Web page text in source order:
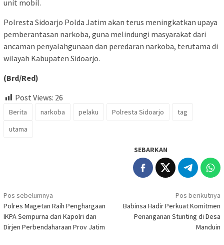
unit mobil.
Polresta Sidoarjo Polda Jatim akan terus meningkatkan upaya
pemberantasan narkoba, guna melindungi masyarakat dari
ancaman penyalahgunaan dan peredaran narkoba, terutama di
wilayah Kabupaten Sidoarjo.
(Brd/Red)
Post Views: 26
Berita narkoba pelaku Polresta Sidoarjo
tag
utama
SEBARKAN
Navigasi
pos
Pos sebelumnya
Polres Magetan Raih Penghargaan
IKPA Sempurna dari Kapolri dan
Dirjen Perbendaharaan Prov Jatim
Pos berikutnya
Babinsa Hadir Perkuat Komitmen
Penanganan Stunting di Desa
Manduin